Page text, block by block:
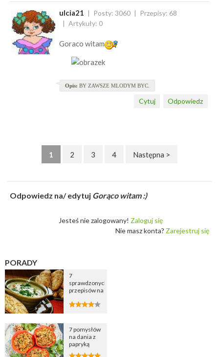
ulcia21 Posty: 3060
Przepisy: 68
Artykuły: 0
Goraco witam
Opis: BY ZAWSZE MLODYM BYC.
Odpowiedz
Cytuj
1 2 3 4 Następna >
Odpowiedz na/ edytuj Gorąco witam :)
Jesteś nie zalogowany! Zaloguj się
Nie masz konta? Zarejestruj się
PORADY
7
sprawdzonych
przepisów na
cebulową
7 pomysłów
na dania z
papryką